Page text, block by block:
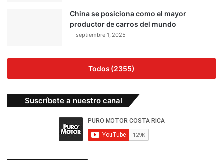
China se posiciona como el mayor
productor de carros del mundo
septiembre 1, 2025
Todos (2355)
Suscríbete a nuestro canal